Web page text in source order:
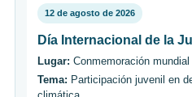
12 de agosto de 2026
Día Internacional de la
Lugar: Conmemoración
Tema: Participación juvenil en